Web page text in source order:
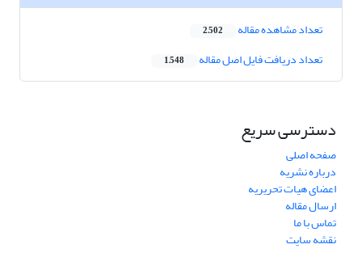
تعداد مشاهده مقاله 2,502
تعداد دریافت فایل اصل مقاله 1,548
دسترسی سریع
صفحه اصلی
درباره نشریه
اعضای هیات تحریریه
ارسال مقاله
تماس با ما
نقشه سایت